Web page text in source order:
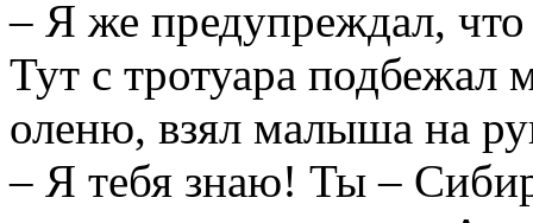
– Я же предупреждал,
Тут с тротуара подбежал
оленю, взял малыша на
– Я тебя знаю! Ты –